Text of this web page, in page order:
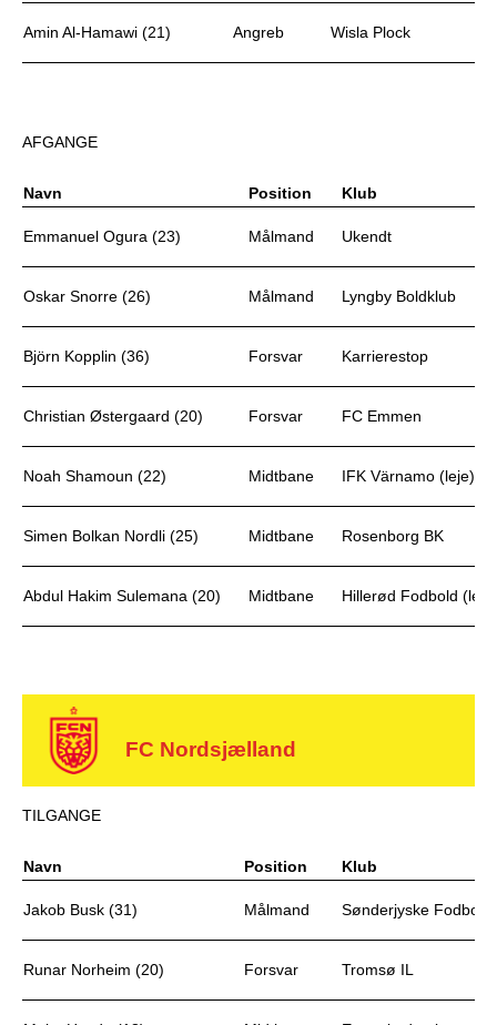
Amin Al-Hamawi (21) Angreb Wisla Plock
AFGANGE
Navn Position Klub
Emmanuel Ogura (23) Målmand Ukendt
Oskar Snorre (26) Målmand Lyngby Boldklub
Björn Kopplin (36) Forsvar Karrierestop
Christian Østergaard (20) Forsvar FC Emmen
Noah Shamoun (22) Midtbane IFK Värnamo (leje)
Simen Bolkan Nordli (25) Midtbane Rosenborg BK
Abdul Hakim Sulemana (20) Midtbane Hillerød Fodbold (leje)
FC Nordsjælland
TILGANGE
Navn Position Klub
Jakob Busk (31) Målmand Sønderjyske Fodbold
Runar Norheim (20) Forsvar Tromsø IL